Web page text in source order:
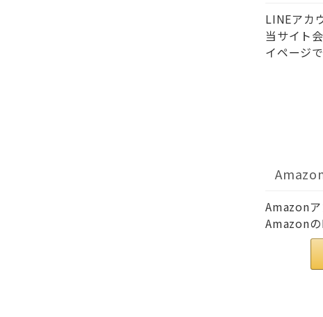
LINEアカ
当サイト
イページ
Amazonア
Amazonの